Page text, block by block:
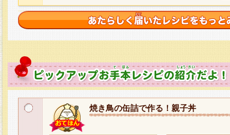
焼き鳥の缶詰で作る！親子丼